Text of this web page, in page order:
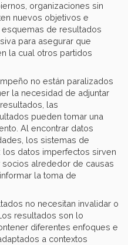
organizaciones sin
nuevos objetivos e
de resultados
para asegurar que
la cual otros partidos
no están paralizados
la necesidad de adjuntar
las
pueden tomar una
Al encontrar datos
los sistemas de
datos imperfectos sirven
socios alrededor de causas
la toma de
no necesitan invalidar o
resultados son lo
diferentes enfoques e
a contextos